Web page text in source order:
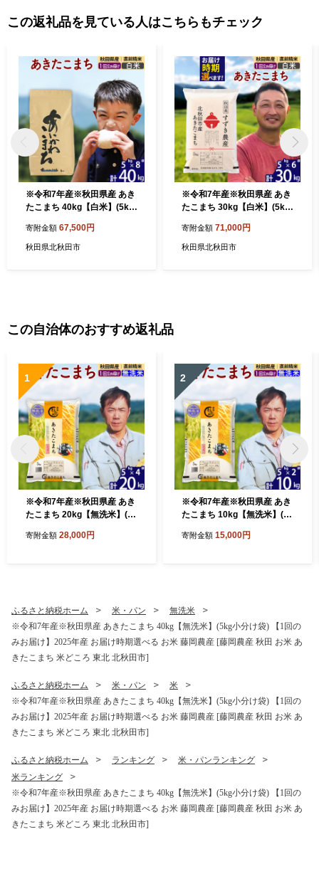
この返礼品を見ている人はこちらもチェック
※令和7年産※秋田県産 あき
たこまち 40kg【白米】(5kg
け】2025年産 お届け時期選
べる お米 藤岡農産 [藤岡農産
寄附金額 67,500円
秋田県北秋田市
※令和7年産※秋田県産 あき
たこまち 30kg【白米】(5kg
2025年産 お届け時期選べる
お米 すずき農産 [すずき農産
寄附金額 71,000円
秋田県北秋田市
この自治体のおすすめ返礼品
1
※令和7年産※秋田県産 あき
たこまち 20kg【無洗米】(5k
け】2025年産 お届け時期選
当 白米]
寄附金額 28,000円
2
※令和7年産※秋田県産 あき
たこまち 10kg【無洗米】(5k
け】2025年産 お届け時期選
当 白米]
寄附金額 15,000円
ふるさと納税ホーム 米・パン
無洗米
※令和7年産※秋田県産 あきたこまち 40kg【無洗米】(5kg小分け袋) 【1回の
みお届け】2025年産 お届け時期選べる お米 藤岡農産 [藤岡農産 秋田 お米 あ
きたこまち 米どころ 東北 北秋田市]
ふるさと納税ホーム 米・パン
米
※令和7年産※秋田県産 あきたこまち 40kg【無洗米】(5kg小分け袋) 【1回の
みお届け】2025年産 お届け時期選べる お米 藤岡農産 [藤岡農産 秋田 お米 あ
きたこまち 米どころ 東北 北秋田市]
ふるさと納税ホーム ランキング
米・パンランキング
米ランキング
※令和7年産※秋田県産 あきたこまち 40kg【無洗米】(5kg小分け袋) 【1回の
みお届け】2025年産 お届け時期選べる お米 藤岡農産 [藤岡農産 秋田 お米 あ
きたこまち 米どころ 東北 北秋田市]